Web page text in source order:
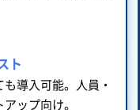
ト
導入可能。人員・
ップ向け。